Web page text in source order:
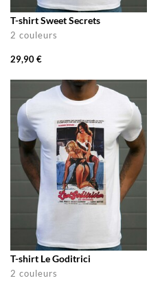
T-shirt Sweet Secrets
2 couleurs
29,90 €
T-shirt Le Goditrici
2 couleurs